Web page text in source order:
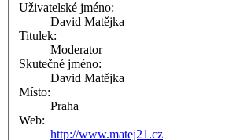
Uživatelské jméno:
David Matějka
Titulek:
Moderator
Skutečné jméno:
David Matějka
Místo:
Praha
Web:
http://www.matej21.cz